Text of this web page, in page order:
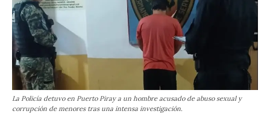
La Policía detuvo en Puerto Piray a un hombre acusado de abuso sexual y
corrupción de menores tras una intensa investigación.